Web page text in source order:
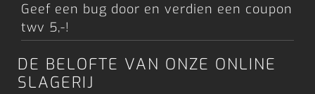
Geef een bug door en verdien een coupon
twv 5,-!
DE BELOFTE VAN ONZE ONLINE
SLAGERIJ